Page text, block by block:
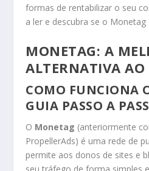
formas de rentabilizar o seu
a ler e descubra se o
MONETAG: A
ALTERNATIVA AO
COMO FUNCIONA
GUIA PASSO A
O Monetag (anteriormente
PropellerAds) é uma rede de
permite aos donos de sites e